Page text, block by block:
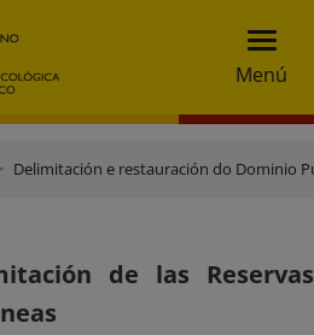
Menú
Delimitación e restauración do Dominio
de las Reservas